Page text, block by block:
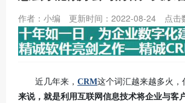
作者：小编 更新时间：2022-08-24 点击
近几年来， CRM这个词汇越来越多火，
来说，就是利用互联网信息技术将企业与客